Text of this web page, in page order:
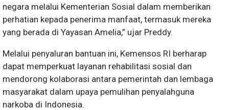
negara melalui Kementerian Sosial dalam memberikan
perhatian kepada penerima manfaat, termasuk mereka
yang berada di Yayasan Amelia,” ujar Preddy.
Melalui penyaluran bantuan ini, Kemensos RI berharap
dapat memperkuat layanan rehabilitasi sosial dan
mendorong kolaborasi antara pemerintah dan lembaga
masyarakat dalam upaya pemulihan penyalahguna
narkoba di Indonesia.